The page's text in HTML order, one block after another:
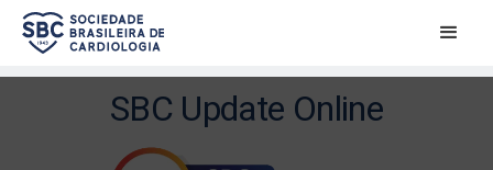
SBC Update Online